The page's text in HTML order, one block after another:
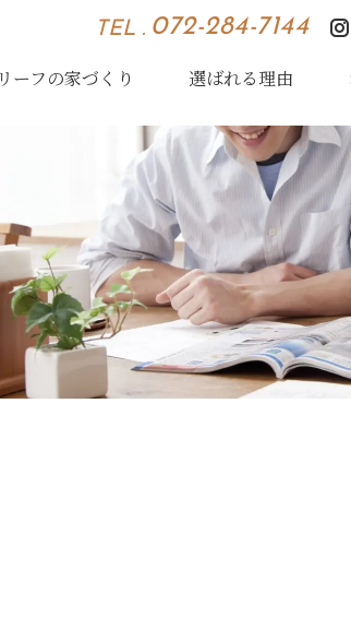
TEL . 072-284-7144
リーフの家づくり 選ばれる理由